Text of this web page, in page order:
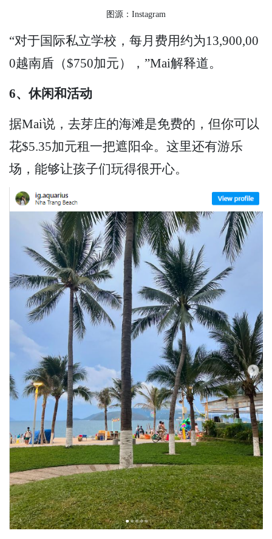
图源：Instagram
“对于国际私立学校，每月费用约为13,900,00
0越南盾（$750加元），”Mai解释道。
6、休闲和活动
据Mai说，去芽庄的海滩是免费的，但你可以
花$5.35加元租一把遮阳伞。这里还有游乐
场，能够让孩子们玩得很开心。